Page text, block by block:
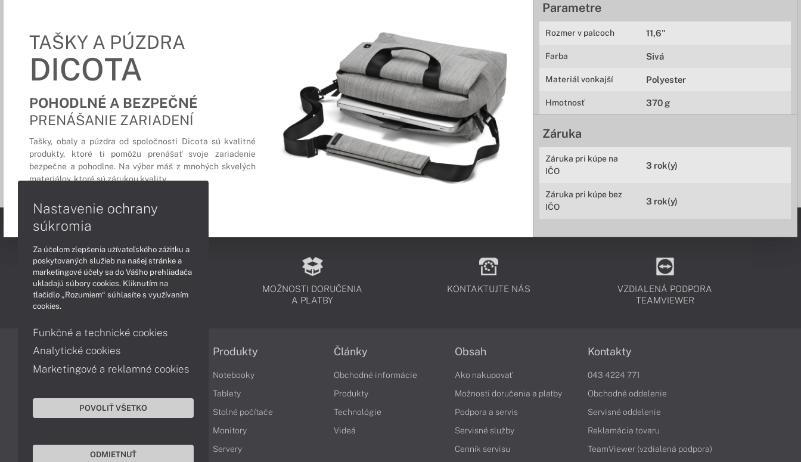
Parametre
Rozmer v palcoch 11,6"
Farba Sivá
Materiál vonkajší Polyester
Hmotnosť 370 g
Záruka
Záruka pri kúpe na
IČO
3 rok(y)
Záruka pri kúpe bez
IČO
3 rok(y)
TAŠKY A PÚZDRA
DICOTA
POHODLNÉ A BEZPEČNÉ
PRENÁŠANIE ZARIADENÍ
Tašky, obaly a púzdra od spoločnosti Dicota sú kvalitné
produkty, ktoré ti pomôžu prenášať svoje zariadenie
bezpečne a pohodlne. Na výber máš z mnohých skvelých
materiálov, ktoré sú zárukou kvality.
PODPORA A SERVIS
MOŽNOSTI DORUČENIA
A PLATBY
KONTAKTUJTE NÁS
VZDIALENÁ PODPORA
TEAMVIEWER
Informácie
Obchodné podmienky
Ochrana osobných údajov
Vyhlásenie o prístupnosti
Produkty
Notebooky
Tablety
Stolné počítače
Monitory
Servery
Články
Obchodné informácie
Produkty
Technológie
Videá
Obsah
Ako nakupovať
Možnosti doručenia a platby
Podpora a servis
Servisné služby
Cenník servisu
Kontakty
043 4224 771
Obchodné oddelenie
Servisné oddelenie
Reklamácia tovaru
TeamViewer (vzdialená podpora)
Nastavenie ochrany
súkromia
Za účelom zlepšenia užívateľského zážitku a
poskytovaných služieb na našej stránke a
marketingové účely sa do Vášho prehliadača
ukladajú súbory cookies. Kliknutím na
tlačidlo „Rozumiem“ súhlasíte s využívaním
cookies.
Funkčné a technické cookies
Analytické cookies
Marketingové a reklamné cookies
POVOLIŤ VŠETKO
ODMIETNUŤ